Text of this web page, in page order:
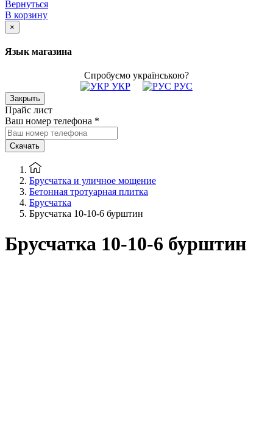
Вернуться
В корзину
×
Язык магазина
Спробуємо українською?
УКР
РУС
Закрыть
Прайс лист
Ваш номер телефона *
Скачать
Брусчатка и уличное мощение
Бетонная тротуарная плитка
Брусчатка
Брусчатка 10-10-6 бурштин
Брусчатка 10-10-6 бурштин